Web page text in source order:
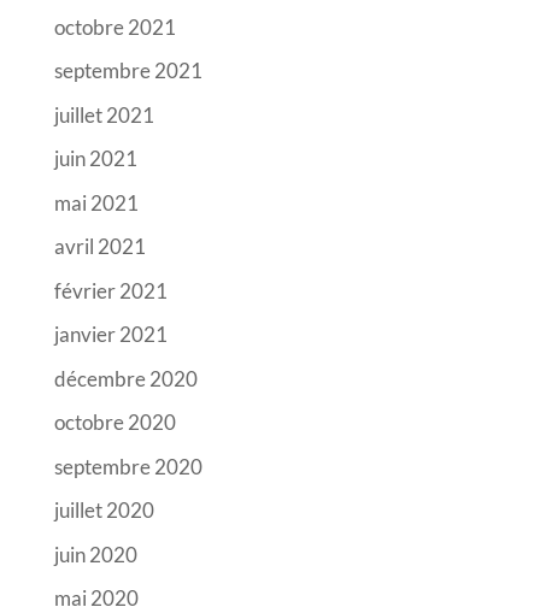
octobre 2021
septembre 2021
juillet 2021
juin 2021
mai 2021
avril 2021
février 2021
janvier 2021
décembre 2020
octobre 2020
septembre 2020
juillet 2020
juin 2020
mai 2020